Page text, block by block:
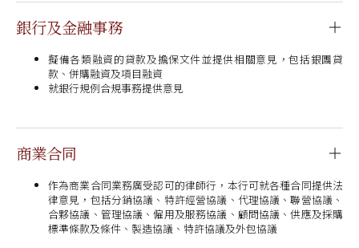
銀行及金融事務
擬備各類融資的貸款及擔保文件並提供相關意見，包括銀團貸
款、併購融資及項目融資
就銀行規例合規事務提供意見
商業合同
作為商業合同業務廣受認可的律師行，本行可就各種合同提供法
律意見，包括分銷協議、特許經營協議、代理協議、聯營協議、
合夥協議、管理協議、僱用及服務協議、顧問協議、供應及採購
標準條款及條件、製造協議、特許協議及外包協議